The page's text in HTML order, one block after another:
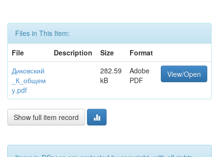
Files in This Item:
File
Description Size
Format
Диковский
_К_общем
у.pdf
282.59
kB
Adobe
PDF
View/Open
Show full item record